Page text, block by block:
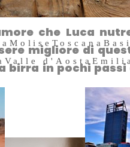
MoliseToscana
Valle d'Aosta
che Luca
migliore di
birra in pochi